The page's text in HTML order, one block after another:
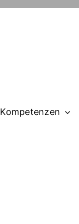
Kompetenzen